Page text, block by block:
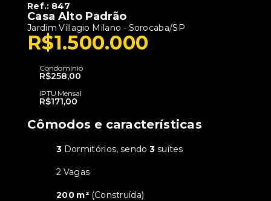
Ref.: 847
Casa Alto Padrão
Jardim Villagio Milano - Sorocaba/SP
R$1.500.000
Condomínio
R$258,00
IPTU Mensal
R$171,00
Cômodos e características
3 Dormitórios, sendo3 suítes
2 Vagas
200 m² (Construída)